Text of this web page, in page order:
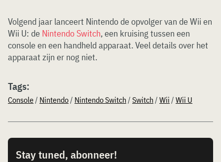
Volgend jaar lanceert Nintendo de opvolger van de Wii en
Wii U: de Nintendo Switch, een kruising tussen een
console en een handheld apparaat. Veel details over het
apparaat zijn er nog niet.
Tags:
Console/ Nintendo/ Nintendo Switch / Switch / Wii / Wii U
Stay tuned, abonneer!